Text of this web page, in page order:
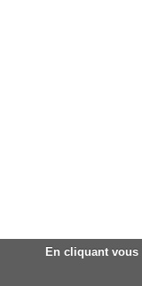
En cliquant vous